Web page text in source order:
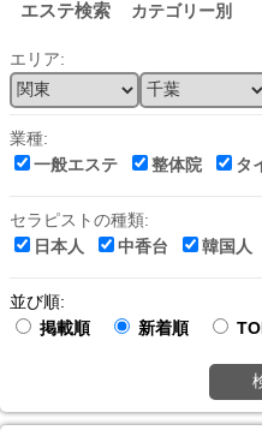
エステ検索 カテゴリー別
エリア:
業種:
一般エステ
整体院 タ
セラピストの種類:
日本人
中香台 韓国人
並び順:
掲載順
新着順